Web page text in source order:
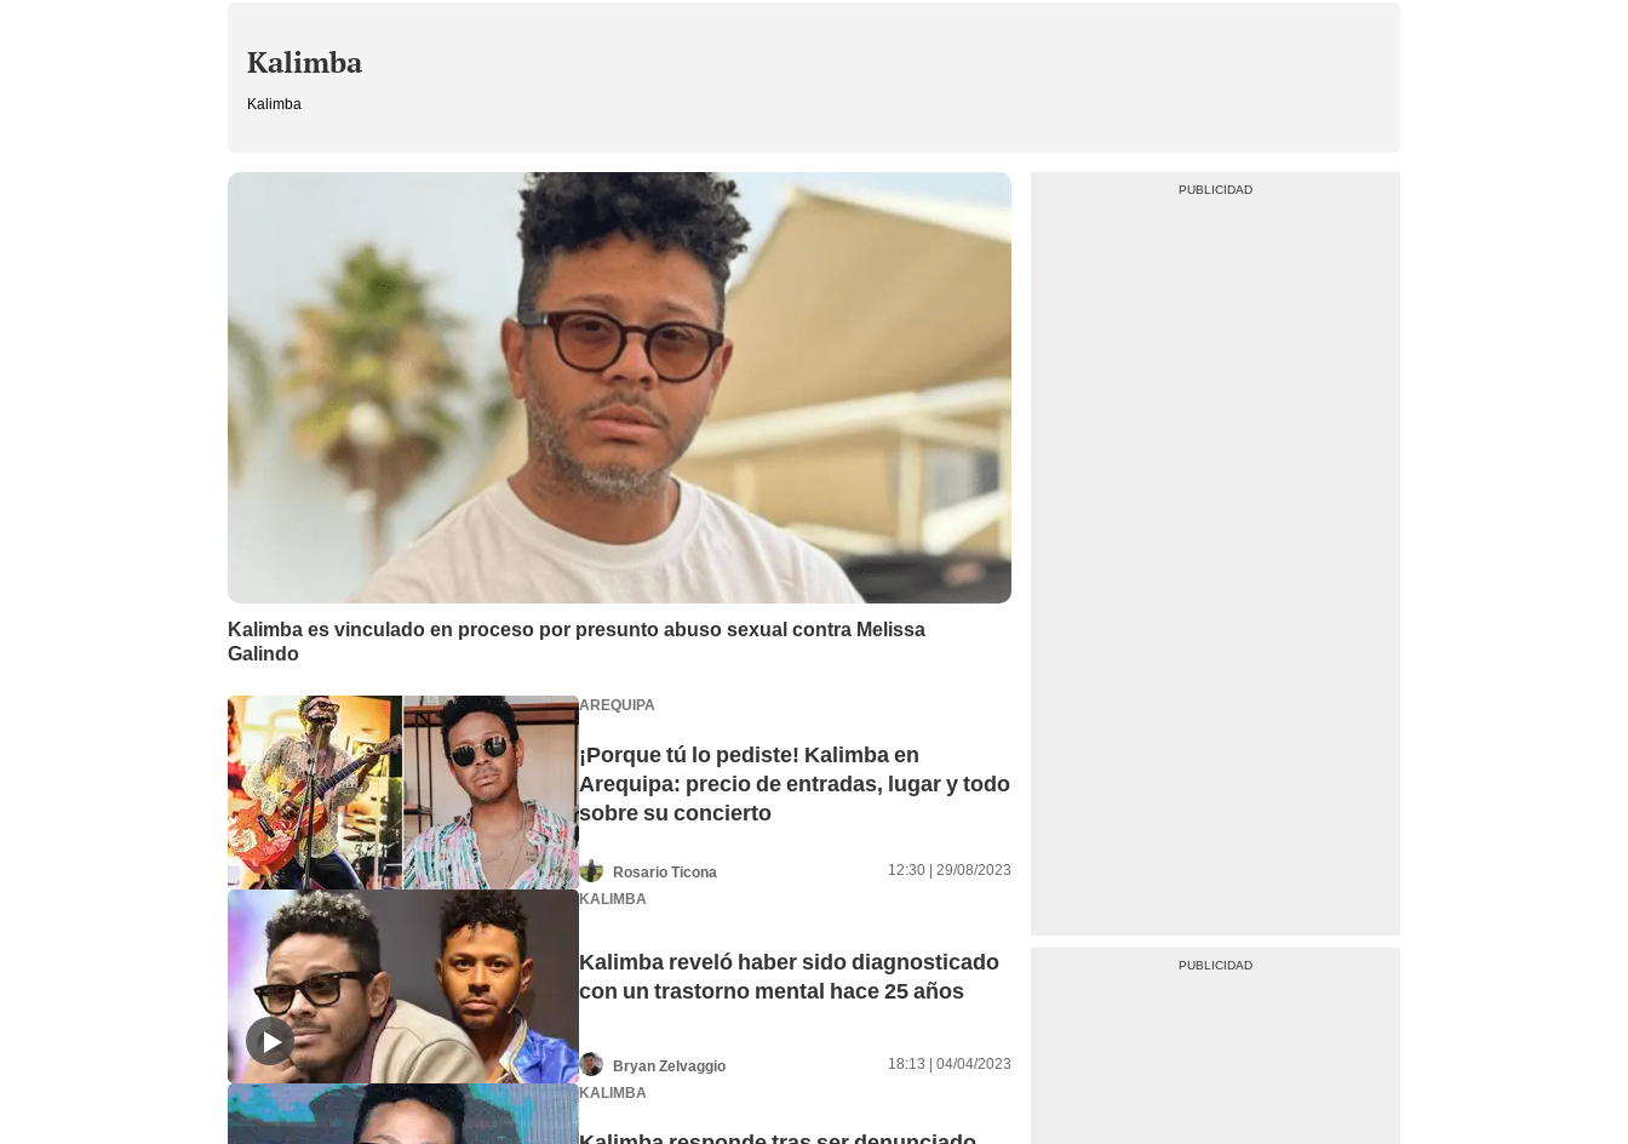
Kalimba
Kalimba
Kalimba es vinculado en proceso por presunto abuso sexual contra Melissa
Galindo
AREQUIPA
¡Porque tú lo pediste! Kalimba en
Arequipa: precio de entradas, lugar y todo
sobre su concierto
Rosario Ticona
12:30 | 29/08/2023
KALIMBA
Kalimba reveló haber sido diagnosticado
con un trastorno mental hace 25 años
Bryan Zelvaggio
18:13 | 04/04/2023
KALIMBA